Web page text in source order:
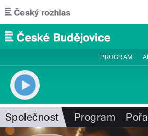
Přejít k hlavnímu obsahu
PROGRAM
Společnost Program